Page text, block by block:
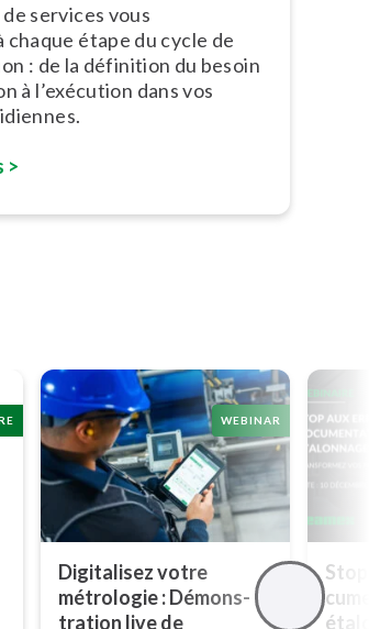
services vous
chaque étape du cycle de
: de la définition du besoin
à l’exécution dans vos
>
WEBINAR
Digitalisez votre
métrologie : Dé­mons­
tra­tion live de